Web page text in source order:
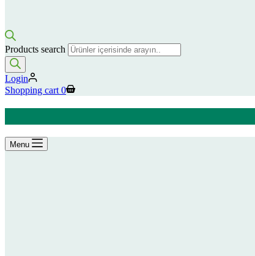
Products search
Login
Shopping cart 0
Menu